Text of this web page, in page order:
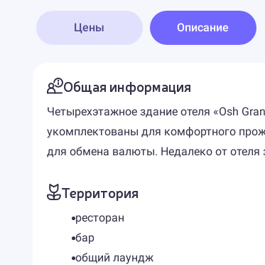
Цены Описание
Общая информация
Четырехэтажное здание отеля «Osh
укомплектованы для комфортного
для обмена валюты. Недалеко от отеля
Территория
ресторан
бар
общий лаундж